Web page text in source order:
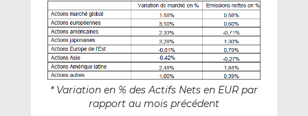
* Variation en % des Actifs Nets en EUR par
rapport au mois précédent